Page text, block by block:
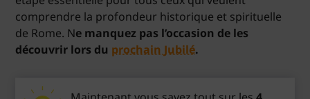
comprendre la profondeur historique et spirituelle
de Rome. Ne manquez pas l’occasion de les
découvrir lors du prochain Jubilé.